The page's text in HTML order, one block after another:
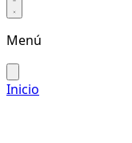
Menú
Inicio